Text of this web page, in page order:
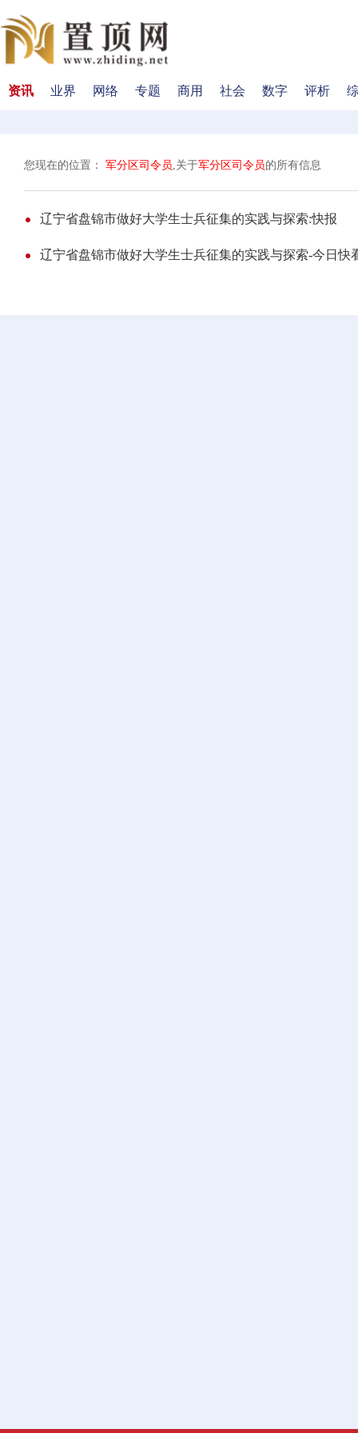
资讯 业界 网络 专题 商用 社会 数字 评析
您现在的位置： 军分区司令员,关于军分区司令员的所有信息
辽宁省盘锦市做好大学生士兵征集的实践与探索:快报
辽宁省盘锦市做好大学生士兵征集的实践与探索-今日快